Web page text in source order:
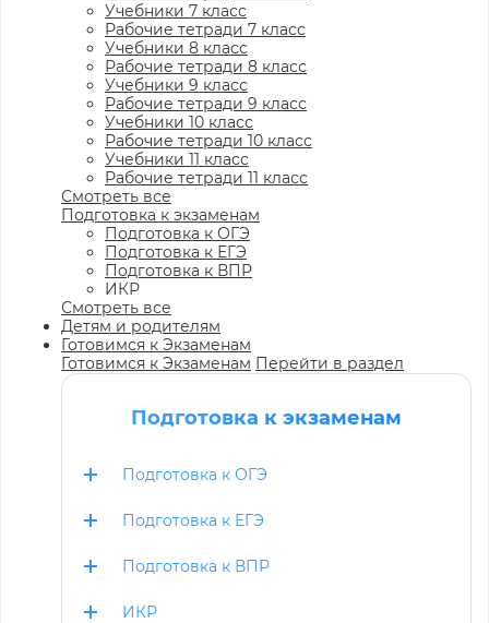
Учебники 7 класс
Рабочие тетради 7 класс
Учебники 8 класс
Рабочие тетради 8 класс
Учебники 9 класс
Рабочие тетради 9 класс
Учебники 10 класс
Рабочие тетради 10 класс
Учебники 11 класс
Рабочие тетради 11 класс
Смотреть все
Подготовка к экзаменам
Подготовка к ОГЭ
Подготовка к ЕГЭ
Подготовка к ВПР
ИКР
Смотреть все
Детям и родителям
Готовимся к Экзаменам
Готовимся к Экзаменам Перейти в раздел
Подготовка к экзаменам
Подготовка к ОГЭ
Подготовка к ЕГЭ
Подготовка к ВПР
ИКР